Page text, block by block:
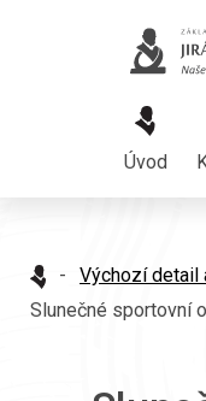
Úvod
- Výchozí detail
Slunečné sportovní